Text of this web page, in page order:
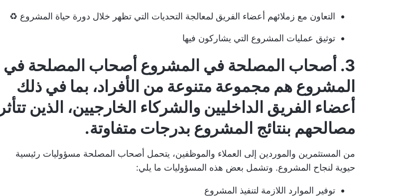
التعاون مع زملائهم أعضاء الفريق لمعالجة التحديات التي تظهر خلال دورة حياة المشروع ♻️
توثيق عمليات المشروع التي يشاركون فيها
3. أصحاب المصلحة في المشروع
أصحاب المصلحة في
المشروع هم مجموعة متنوعة من الأفراد، بما في ذلك
أعضاء الفريق الداخليين والشركاء الخارجيين، الذين تتأثر
مصالحهم بنتائج المشروع بدرجات متفاوتة.
من المستثمرين والموردين إلى العملاء والموظفين، يتحمل أصحاب المصلحة مسؤوليات رئيسية
حيوية لنجاح المشروع. وتشمل بعض هذه المسؤوليات ما يلي:
توفير الموارد اللازمة لتنفيذ المشروع